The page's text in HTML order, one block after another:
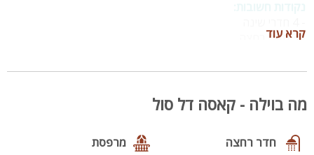
- 3 חדרי רחצה
פלטה ומיחם
- אינטרנט אלחוטי
- מכונת כביסה
פנים הדירה:
קרא עוד
מה בוילה - קאסה דל סול
חדר רחצה מרפסת